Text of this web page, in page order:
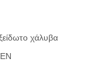
χάλυβα